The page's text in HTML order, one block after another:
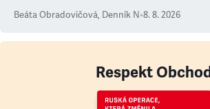
Beáta Obradovičová, Denník N•8. 8. 2026
Respekt Obchod